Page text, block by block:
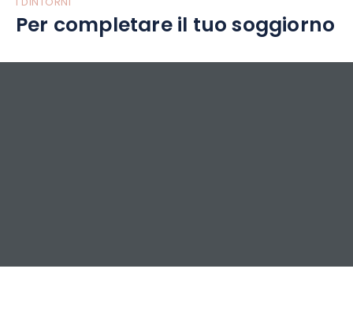
Per completare il tuo soggiorno